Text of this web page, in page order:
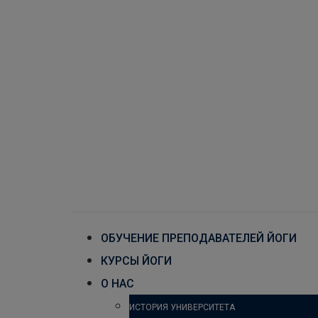
ОБУЧЕНИЕ ПРЕПОДАВАТЕЛЕЙ ЙОГИ
КУРСЫ ЙОГИ
О НАС
ИСТОРИЯ УНИВЕРСИТЕТА